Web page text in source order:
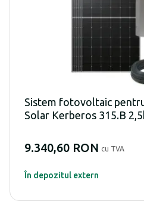
Sistem fotovoltaic
Solar Kerberos 315.B
9.340,60 RON cu TVA
În depozitul extern